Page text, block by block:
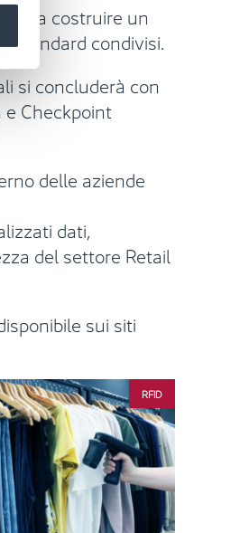
da costruire un
standard condivisi.
si concluderà con
Checkpoint
delle aziende
dati,
del settore Retail
sui siti
RFID